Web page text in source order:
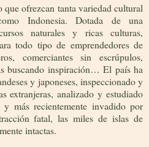
ofrezcan tanta variedad cultural
Indonesia. Dotada de una
naturales y ricas culturas,
todo tipo de emprendedores de
comerciantes sin escrúpulos,
buscando inspiración… El país ha
y japoneses, inspeccionado y
extranjeras, analizado y estudiado
más recientemente invadido por
fatal, las miles de islas de
intactas.